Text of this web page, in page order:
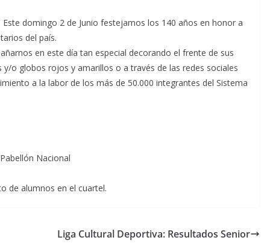
domingo 2 de Junio festejamos los 140 años en honor a
del país.
en este día tan especial decorando el frente de sus
o globos rojos y amarillos o a través de las redes sociales
a la labor de los más de 50.000 integrantes del Sistema
Nacional
de alumnos en el cuartel.
Liga Cultural Deportiva: Resultados Senior